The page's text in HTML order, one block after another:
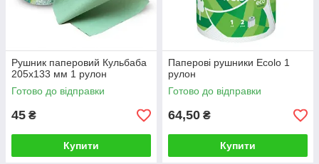
Рушник паперовий Кульбаба
205х133 мм 1 рулон
Готово до відправки
45 ₴
Купити
Паперові рушники Ecolo 1
рулон
Готово до відправки
64,50 ₴
Купити